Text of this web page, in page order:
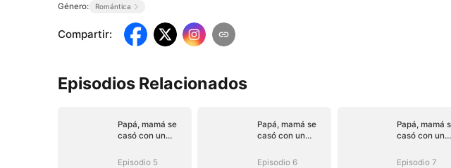
Género: Romántica
Compartir:
Episodios Relacionados
Papá, mamá se
casó con un
(Doblado)
Episodio 5
Papá, mamá se
casó con un
(Doblado)
Episodio 6
Papá, mamá
casó con un
(Doblado)
Episodio 7